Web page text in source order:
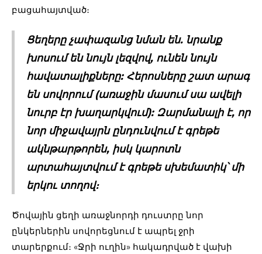
բացահայտված։
Ցեղերը չափազանց նման են. նրանք
խոսում են նույն լեզվով, ունեն նույն
հավատալիքները: Հերոսները շատ արագ
են սովորում (առաջին մասում սա ավելի
նուրբ էր խաղարկվում): Զարմանալի է, որ
նոր միջավայրն ընդունվում է գրեթե
ակնթարթորեն, իսկ կարոտն
արտահայտվում է գրեթե սխեմատիկ՝ մի
երկու տողով։
Ծովային ցեղի առաջնորդի դուստրը նոր
ընկերներին սովորեցնում է ապրել ջրի
տարերքում։ «Ջրի ուղին» հակադրված է վախի